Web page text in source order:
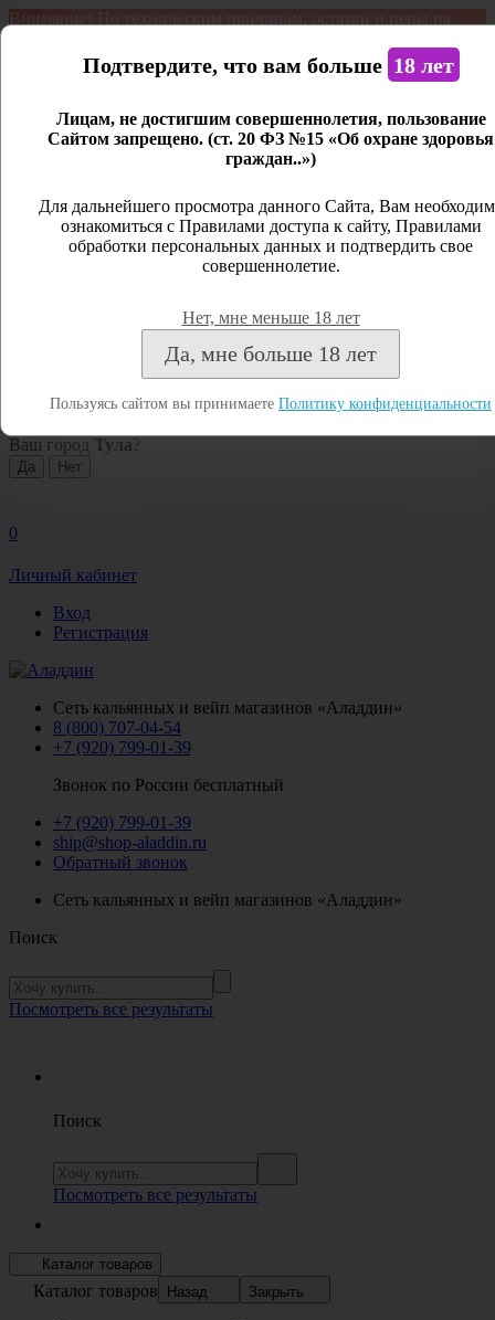
Внимание! По техническим причинам, остатки и цены на
является демонстрационным. Дистанционная продажа не
Открыть сайдбар
Личный кабинет
Закрыть
Посмотреть все результаты
Ваш город Тула ?
0
Личный кабинет
Вход
Регистрация
Сеть кальянных и вейп магазинов «Аладдин»
8 (800) 707-04-54
+7 (920) 799-01-39
Звонок по России бесплатный
+7 (920) 799-01-39
ship@shop-aladdin.ru
Обратный звонок
Сеть кальянных и вейп магазинов «Аладдин»
Поиск
Посмотреть все результаты
Поиск
Посмотреть все результаты
Каталог товаров
Каталог товаров Назад Закрыть
Подтвердите, что вам больше 18 лет
Лицам, не достигшим совершеннолетия, пользование
Сайтом запрещено. (ст. 20 ФЗ №15 «Об охране здоровья
граждан..»)
Для дальнейшего просмотра данного Сайта, Вам
ознакомиться с Правилами доступа к сайту, Правилами
обработки персональных данных и подтвердить свое
совершеннолетие.
Нет, мне меньше 18 лет
Да, мне больше 18 лет
Пользуясь сайтом вы принимаете Политику конфиденциальности